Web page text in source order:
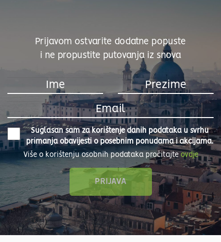
Prijavom ostvarite dodatne popuste
i ne propustite putovanja iz snova
Suglasan sam za korištenje danih podataka u svrhu
primanja obavijesti o posebnim ponudama i akcijama.
Više o korištenju osobnih podataka pročitajteovdje